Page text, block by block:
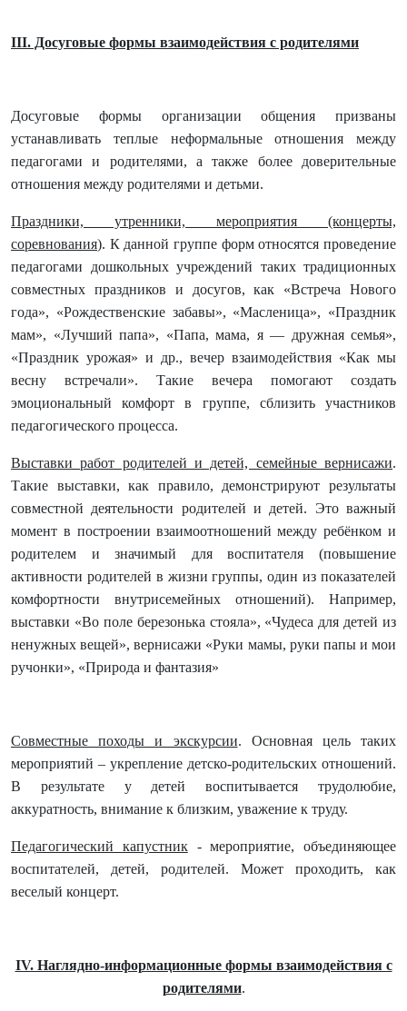
III. Досуговые формы взаимодействия с родителями
Досуговые формы организации общения призваны
устанавливать теплые неформальные отношения между
педагогами и родителями, а также более доверительные
отношения между родителями и детьми.
Праздники, утренники, мероприятия (концерты,
соревнования). К данной группе форм относятся проведение
педагогами дошкольных учреждений таких традиционных
совместных праздников и досугов, как «Встреча Нового
года», «Рождественские забавы», «Масленица», «Праздник
мам», «Лучший папа», «Папа, мама, я — дружная семья»,
«Праздник урожая» и др., вечер взаимодействия «Как мы
весну встречали». Такие вечера помогают создать
эмоциональный комфорт в группе, сблизить участников
педагогического процесса.
Выставки работ родителей и детей, семейные вернисажи.
Такие выставки, как правило, демонстрируют результаты
совместной деятельности родителей и детей. Это важный
момент в построении взаимоотношений между ребёнком и
родителем и значимый для воспитателя (повышение
активности родителей в жизни группы, один из показателей
комфортности внутрисемейных отношений). Например,
выставки «Во поле березонька стояла», «Чудеса для детей из
ненужных вещей», вернисажи «Руки мамы, руки папы и мои
ручонки», «Природа и фантазия»
Совместные походы и экскурсии. Основная цель таких
мероприятий – укрепление детско-родительских отношений.
В результате у детей воспитывается трудолюбие,
аккуратность, внимание к близким, уважение к труду.
Педагогический капустник- мероприятие, объединяющее
воспитателей, детей, родителей. Может проходить, как
веселый концерт.
IV. Наглядно-информационные формы взаимодействия с
родителями.